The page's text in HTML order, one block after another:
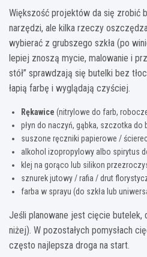
Większość projektów da się zrobić
narzędzi, ale kilka rzeczy
wybierać z grubszego szkła (po
lepiej znoszą mycie, malowanie i
stół” sprawdzają się butelki bez
łapią farbę i wyglądają czyściej.
Rękawice (nitrylowe do farb,
płyn do naczyń, gąbka, szczotka do
suszone ręczniki papierowe /
alkohol izopropylowy albo spirytus
klej na gorąco lub silikon
sznurek jutowy / rafia / drut
farba w sprayu (do szkła lub
Jeśli planowane jest cięcie
niżej). W pozostałych pomysłach
często najlepsza droga na start.